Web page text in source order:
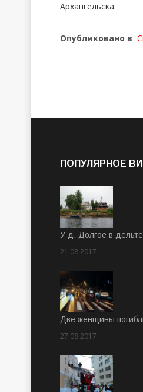
Архангельска.
Опубликовано в
ПОПУЛЯРНОЕ
У д. Долгое в
21.08.2017
Две женщины
27.08.2017